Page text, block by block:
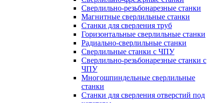
Сверлильно-резьбонарезные станки
Магнитные сверлильные станки
Станки для сверления труб
Горизонтальные сверлильные станки
Радиально-сверлильные станки
Сверлильные станки с ЧПУ
Сверлильно-резьбонарезные станки с
ЧПУ
Многошпиндельные сверлильные
станки
Станки для сверления отверстий под